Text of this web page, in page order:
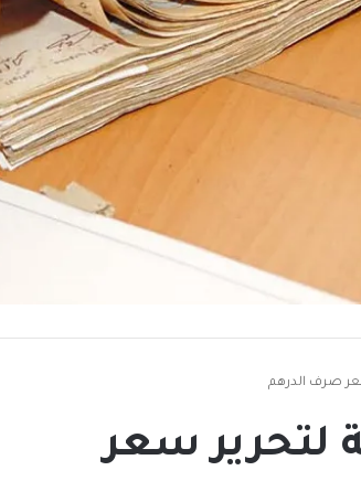
صرف الدرهم
لتحرير سعر